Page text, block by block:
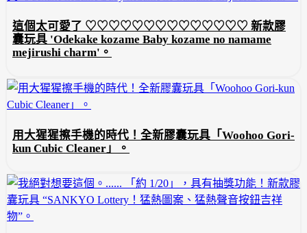
這個太可愛了 ♡♡♡♡♡♡♡♡♡♡♡♡♡♡ 新款膠
囊玩具 'Odekake kozame Baby kozame no namame
mejirushi charm'。
用大猩猩擦手機的時代！全新膠囊玩具「Woohoo Gori-
kun Cubic Cleaner」。